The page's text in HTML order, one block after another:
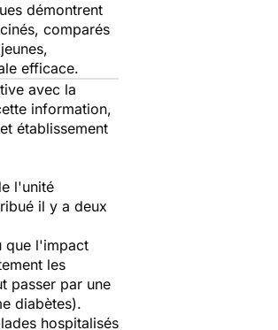
démontrent
comparés
efficace.
avec la
information,
établissement
l'unité
il y a deux
que l'impact
les
passer par une
diabètes).
hospitalisés